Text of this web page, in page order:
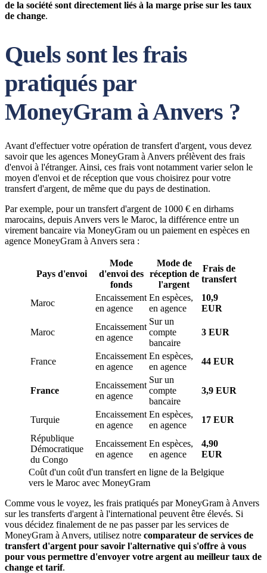
de la société sont directement liés à la marge prise sur les taux
de change.
Quels sont les frais
pratiqués par
MoneyGram à Anvers ?
Avant d'effectuer votre opération de transfert d'argent, vous devez
savoir que les agences MoneyGram à Anvers prélèvent des frais
d'envoi à l'étranger. Ainsi, ces frais vont notamment varier selon le
moyen d'envoi et de réception que vous choisirez pour votre
transfert d'argent, de même que du pays de destination.
Par exemple, pour un transfert d'argent de 1000 € en dirhams
marocains, depuis Anvers vers le Maroc, la différence entre un
virement bancaire via MoneyGram ou un paiement en espèces en
agence MoneyGram à Anvers sera :
Pays d'envoi
Mode
d'envoi des
fonds
Mode de
réception de
l'argent
Frais de
transfert
Maroc
Encaissement
en agence
En espèces,
en agence
10,9
EUR
Maroc
Encaissement
en agence
Sur un
compte
bancaire
3 EUR
France
Encaissement
en agence
En espèces,
en agence
44 EUR
France
Encaissement
en agence
Sur un
compte
bancaire
3,9 EUR
Turquie
Encaissement
en agence
En espèces,
en agence
17 EUR
République
Démocratique
du Congo
Encaissement
en agence
En espèces,
en agence
4,90
EUR
Coût d'un coût d'un transfert en ligne de la Belgique
vers le Maroc avec MoneyGram
Comme vous le voyez, les frais pratiqués par MoneyGram à Anvers
sur les transferts d'argent à l'international peuvent être élevés. Si
vous décidez finalement de ne pas passer par les services de
MoneyGram à Anvers, utilisez notre comparateur de services de
transfert d'argent pour savoir l'alternative qui s'offre à vous
pour vous permettre d'envoyer votre argent au meilleur taux de
change et tarif.